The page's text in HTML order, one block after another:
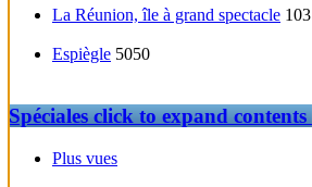
La Réunion, île à grand spectacle 103
Espiègle 5050
Spécialesclick to expand contents
Plus vues